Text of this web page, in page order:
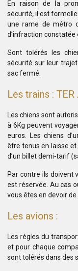
En raison de la
sécurité, il est
une rame de métro
d’infraction constatée
Sont tolérés les
sécurité sur leur
sac fermé.
Les trains : TER
Les chiens sont
à 6Kg peuvent
euros. Les chiens
être tenus en laisse
d’un billet demi-tarif
Par contre ils doivent
est réservée. Au cas
vous êtes en devoir de
Les avions :
Les règles du
et pour chaque
sont tolérés dans des